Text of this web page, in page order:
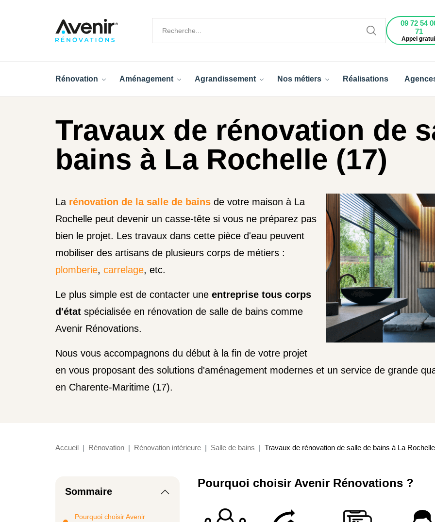
09 72 54
71
Appel
Rénovation Aménagement Agrandissement Nos métiers Réalisations
Travaux de rénovation de
bains à La Rochelle (17)
La rénovation de la salle de bains de votre maison à La
Rochelle peut devenir un casse-tête si vous ne préparez pas
bien le projet. Les travaux dans cette pièce d'eau peuvent
mobiliser des artisans de plusieurs corps de métiers :
plomberie, carrelage, etc.
Le plus simple est de contacter une entreprise tous corps
d'état spécialisée en rénovation de salle de bains comme
Avenir Rénovations.
Nous vous accompagnons du début à la fin de votre projet
en vous proposant des solutions d'aménagement modernes et un service de grande
en Charente-Maritime (17).
Accueil Rénovation Rénovation intérieure Salle de bains Travaux de rénovation de salle de bains à La
Sommaire
Pourquoi choisir Avenir
Pourquoi choisir Avenir Rénovations ?